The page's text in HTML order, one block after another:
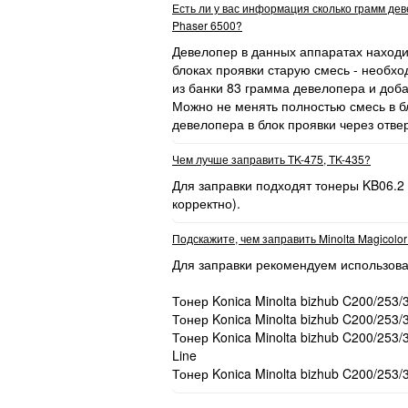
14 Мая 2026
EFRXSC2022030-
-
EFRXSC2022050-
4 Мая 2026 DAKY00UNIV080 -
24 Апреля 2026 DGKYEM2040010-
11 Марта 2026 DUKYEP2235050-
-
DUKYFS1035010-
Есть ли у вас информация сколько грамм
Phaser 6500?
Девелопер в данных аппаратах
блоках проявки старую смесь -
из банки 83 грамма девелопера и
Можно не менять полностью смесь в
девелопера в блок проявки через
Чем лучше заправить TK-475, TK-435?
Для заправки подходят тонеры
корректно).
Подскажите, чем заправить Minolta
Для заправки рекомендуем
Тонер Konica Minolta bizhub C200/
Тонер Konica Minolta bizhub C200/
Тонер Konica Minolta bizhub C200/
Line
Тонер Konica Minolta bizhub C200/